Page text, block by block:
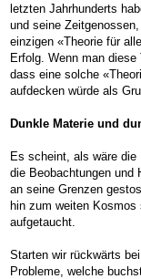
letzten Jahrhunderts
und seine
einzigen «Theorie für
Erfolg. Wenn man
dass eine solche
aufdecken würde als
Dunkle Materie und
Es scheint, als wäre die
die Beobachtungen und
an seine Grenzen
hin zum weiten
aufgetaucht.
Starten wir rückwärts
Probleme, welche